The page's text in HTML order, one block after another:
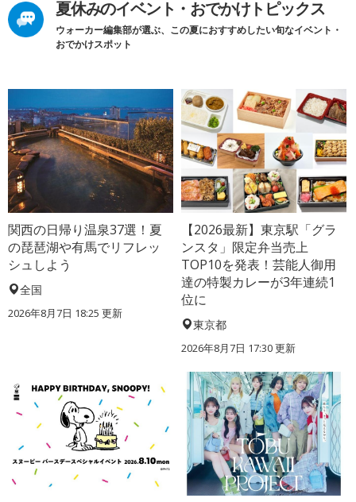
夏休みのイベント・おでかけトピックス
ウォーカー編集部が選ぶ、この夏におすすめしたい旬なイベント・
おでかけスポット
関西の日帰り温泉37選！夏
の琵琶湖や有馬でリフレッ
シュしよう
全国
2026年8月7日 18:25 更新
【2026最新】東京駅「グラ
ンスタ」限定弁当売上
TOP10を発表！芸能人御用
達の特製カレーが3年連続1
位に
東京都
2026年8月7日 17:30更新